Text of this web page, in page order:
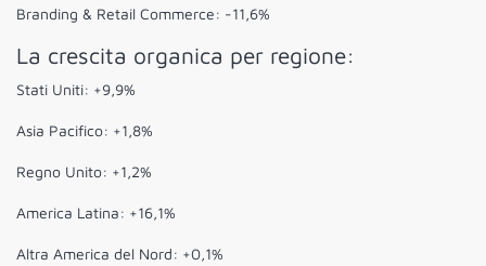
Branding & Retail Commerce: -11,6%
La crescita organica per regione:
Stati Uniti: +9,9%
Asia Pacifico: +1,8%
Regno Unito: +1,2%
America Latina: +16,1%
Altra America del Nord: +0,1%